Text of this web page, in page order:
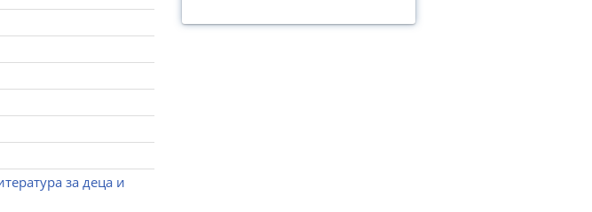
за деца и